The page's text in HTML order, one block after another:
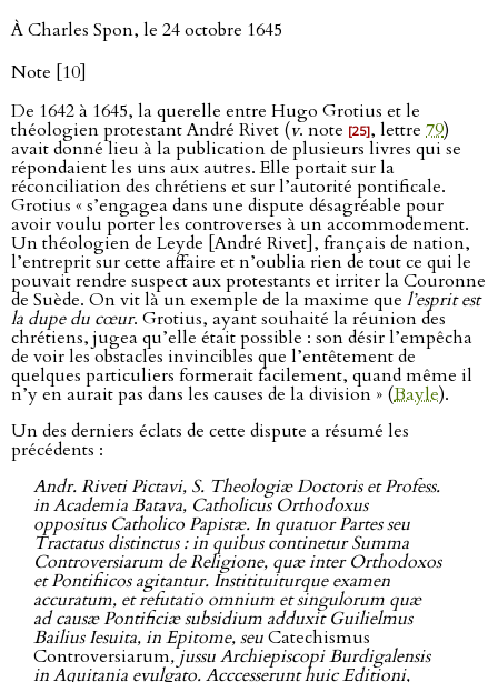
À Charles Spon, le 24 octobre 1645
Note [10]
De 1642 à 1645, la querelle entre Hugo Grotius et le
théologien protestant André Rivet (v. note [25], lettre 79)
avait donné lieu à la publication de plusieurs livres qui se
répondaient les uns aux autres. Elle portait sur la
réconciliation des chrétiens et sur l’autorité pontificale.
Grotius « s’engagea dans une dispute désagréable pour
avoir voulu porter les controverses à un accommodement.
Un théologien de Leyde [André Rivet], français de nation,
l’entreprit sur cette affaire et n’oublia rien de tout ce qui le
pouvait rendre suspect aux protestants et irriter la Couronne
de Suède. On vit là un exemple de la maxime que l’esprit est
la dupe du cœur. Grotius, ayant souhaité la réunion des
chrétiens, jugea qu’elle était possible : son désir l’empêcha
de voir les obstacles invincibles que l’entêtement de
quelques particuliers formerait facilement, quand même il
n’y en aurait pas dans les causes de la division » (Bayle).
Un des derniers éclats de cette dispute a résumé les
précédents :
Andr. Riveti Pictavi, S. Theologiæ Doctoris et Profess.
in Academia Batava, Catholicus Orthodoxus
oppositus Catholico Papistæ. In quatuor Partes seu
Tractatus distinctus : in quibus continetur Summa
Controversiarum de Religione, quæ inter Orthodoxos
et Pontifiicos agitantur. Institituiturque examen
accuratum, et refutatio omnium et singulorum quæ
ad causæ Pontificiæ subsidium adduxit Guilielmus
Bailius Iesuita, in Epitome, seuCatechismus
Controversiarum, jussu Archiepiscopi Burdigalensis
in Aquitania evulgato. Acccesserunt huic Editioni,